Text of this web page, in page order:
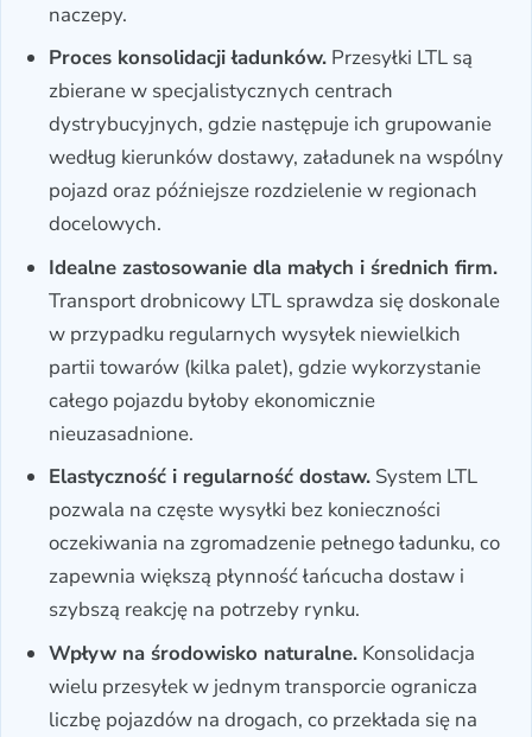
naczepy.
Proces konsolidacji ładunków. Przesyłki LTL są
zbierane w specjalistycznych centrach
dystrybucyjnych, gdzie następuje ich grupowanie
według kierunków dostawy, załadunek na wspólny
pojazd oraz późniejsze rozdzielenie w regionach
docelowych.
Idealne zastosowanie dla małych i średnich firm.
Transport drobnicowy LTL sprawdza się doskonale
w przypadku regularnych wysyłek niewielkich
partii towarów (kilka palet), gdzie wykorzystanie
całego pojazdu byłoby ekonomicznie
nieuzasadnione.
Elastyczność i regularność dostaw. System LTL
pozwala na częste wysyłki bez konieczności
oczekiwania na zgromadzenie pełnego ładunku, co
zapewnia większą płynność łańcucha dostaw i
szybszą reakcję na potrzeby rynku.
Wpływ na środowisko naturalne. Konsolidacja
wielu przesyłek w jednym transporcie ogranicza
liczbę pojazdów na drogach, co przekłada się na